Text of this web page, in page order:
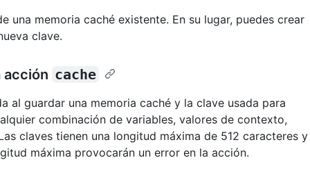
una memoria caché existente. En su lugar, puedes crear
clave.
acción cache
al guardar una memoria caché y la clave usada para
combinación de variables, valores de contexto,
claves tienen una longitud máxima de 512 caracteres y
máxima provocarán un error en la acción.